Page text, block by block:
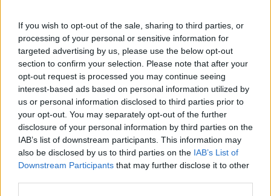
If you wish to opt-out of the sale, sharing to third parties, or
processing of your personal or sensitive information for
targeted advertising by us, please use the below opt-out
section to confirm your selection. Please note that after your
opt-out request is processed you may continue seeing
interest-based ads based on personal information utilized by
us or personal information disclosed to third parties prior to
your opt-out. You may separately opt-out of the further
disclosure of your personal information by third parties on the
IAB’s list of downstream participants. This information may
also be disclosed by us to third parties on the IAB’s List of
Downstream Participants that may further disclose it to other
żyjących „normalnie”.
Sonia to postać smutna, wręcz tragiczna, lecz w
całym swoim tragizmie niosąca nadzieję na to,
że jakkolwiek człowiek byłby grzeszny, zawsze
istnieje dla niego droga do zbawienia,
oczyszczenia sumienia i szczęśliwego życia.
Dziewczyna z godnym szacunku stoicyzmem
znosiła swój ciężki los, który zmusił ją do